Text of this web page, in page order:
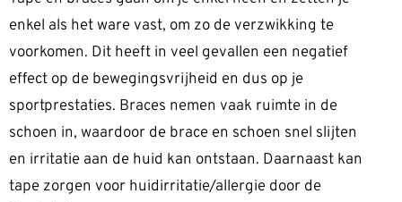
enkel als het ware vast, om zo de verzwikking te
voorkomen. Dit heeft in veel gevallen een negatief
effect op de bewegingsvrijheid en dus op je
sportprestaties. Braces nemen vaak ruimte in de
schoen in, waardoor de brace en schoen snel slijten
en irritatie aan de huid kan ontstaan. Daarnaast kan
tape zorgen voor huidirritatie/allergie door de